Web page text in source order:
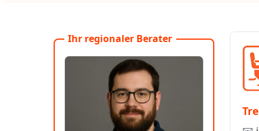
Ihr regionaler Berater